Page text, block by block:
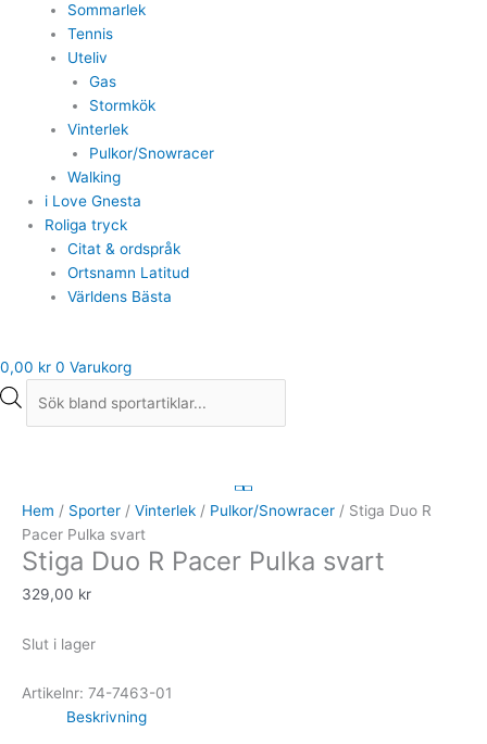
Sommarlek
Tennis
Uteliv
Gas
Stormkök
Vinterlek
Pulkor/Snowracer
Walking
i Love Gnesta
Roliga tryck
Citat & ordspråk
Ortsnamn Latitud
Världens Bästa
0,00 kr 0 Varukorg
Hem / Sporter / Vinterlek / Pulkor/Snowracer / Stiga Duo R
Pacer Pulka svart
Stiga Duo R Pacer Pulka svart
329,00 kr
Slut i lager
Artikelnr: 74-7463-01
Beskrivning